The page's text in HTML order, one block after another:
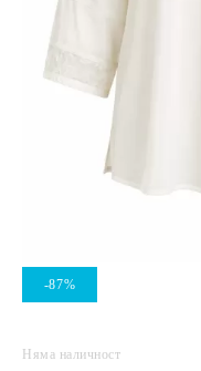
-87%
Няма наличност